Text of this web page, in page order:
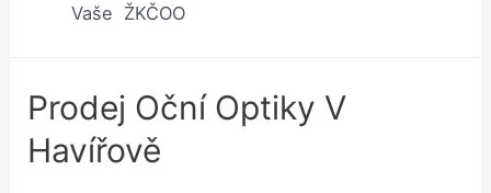
Vaše ŽKČOO
Prodej Oční Optiky V
Havířově